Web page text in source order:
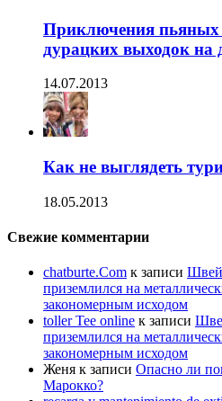
Приключения пьяных
дурацких выходок на
14.07.2013
Как не выглядеть
18.05.2013
Свежие комментарии
chatburte.Com к записи
приземлился на
закономерным исходом
toller Tee online к записи
приземлился на
закономерным исходом
Женя к записи Опасно ли
Марокко?